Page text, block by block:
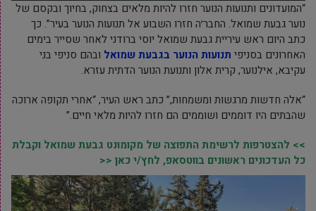
“המועדונים ותנועות הנוער חזרו להיות מלאים בצחוק, בחיוך ובקסם של
נוער גבעת שמואל. החבר׳ה חזרו השבוע אל תנועות הנוער בעיר”. כך
כתב היום ראש עיריית גבעת שמואל יוסי ברודני לאחר שסייר בימים
האחרונים בסניפי תנועות הנוער בגבעת שמואל ובהם סניפי בני
עקיבא, אילנוער, קרית אלון ותנועת הנוער הדתית עזרא.
“אלה חדשות מרגשות ומשמחות,” כתב ראש העיר, “אחרי תקופה ארוכה
שהבתים היו דוממים ושוממים הם חזרו להיות מלאי חיים.”
>> להצטרפות לרשימת התפוצה של מקומונט גבעת שמואל וקבלת
כל העדכונים ראשונים בווטסאפ, לחץ/י כאן <<